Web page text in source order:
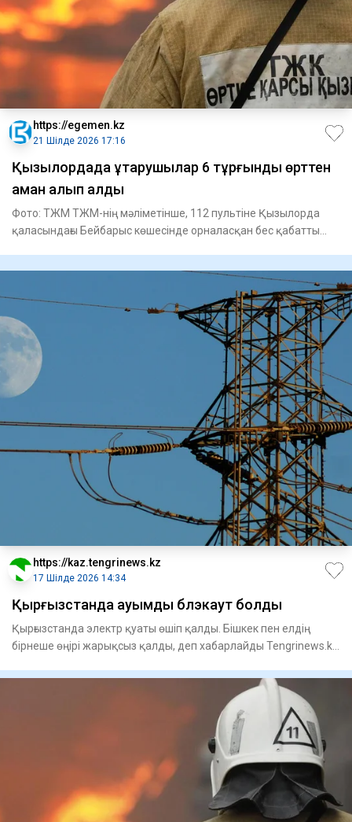
https://egemen.kz
21 Шілде 2026 17:16
Қызылордада құтқарушылар 6 тұрғынды өрттен
аман алып қалды
Фото: ТЖМ ТЖМ-нің мәліметінше, 112 пультіне Қызылорда
қаласындағы Бейбарыс көшесінде орналасқан бес қабатты
https://kaz.tengrinews.kz
17 Шілде 2026 14:34
Қырғызстанда ауқымды блэкаут болды
Қырғызстанда электр қуаты өшіп қалды. Бішкек пен елдің
бірнеше өңірі жарықсыз қалды, деп хабарлайды Tengrinews.kz